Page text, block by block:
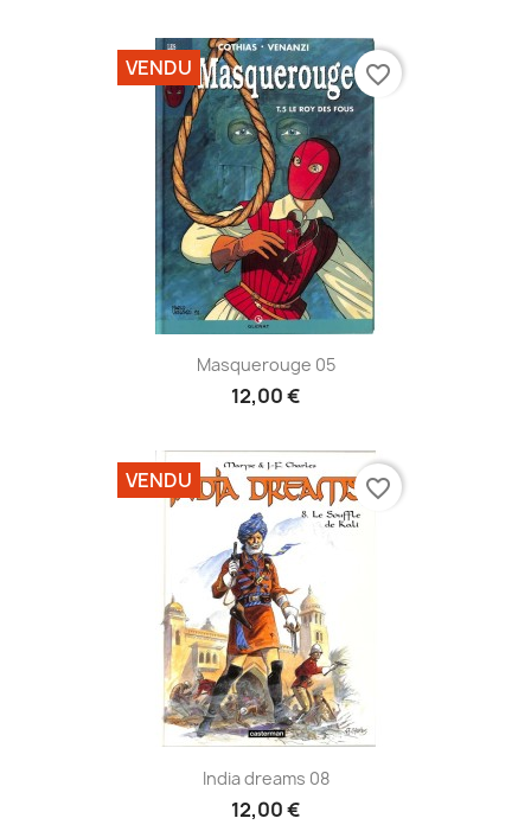
Masquerouge 05
12,00 €
VENDU favorite_border
India dreams 08
12,00 €
VENDU favorite_border